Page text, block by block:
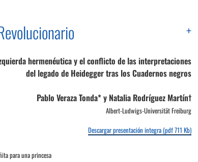
+
hermenéutica y el conflicto de las interpretaciones
del legado de Heidegger tras los Cuadernos negros
Pablo Veraza Tonda* y Natalia Rodríguez Martín†
Albert-Ludwigs-Universität Freiburg
Descargar presentación integra (pdf 711 Kb)
para una princesa